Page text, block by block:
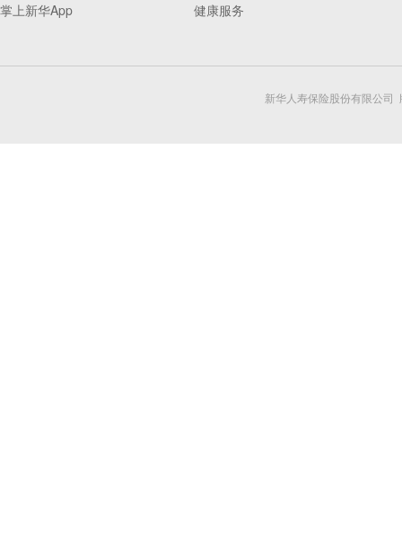
掌上新华App
健康服务
新华人寿保险股份有限公